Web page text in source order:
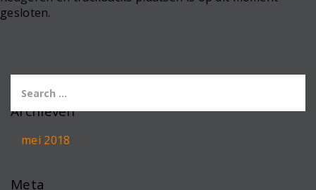
gesloten.
Archieven
mei 2018
Meta